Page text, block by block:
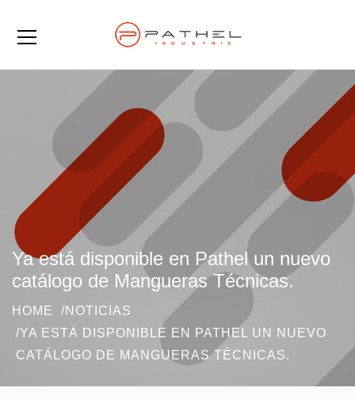
Ya está disponible en Pathel un nuevo
catálogo de Mangueras Técnicas.
HOME
NOTICIAS
YA ESTÁ DISPONIBLE EN PATHEL UN NUEVO
CATÁLOGO DE MANGUERAS TÉCNICAS.